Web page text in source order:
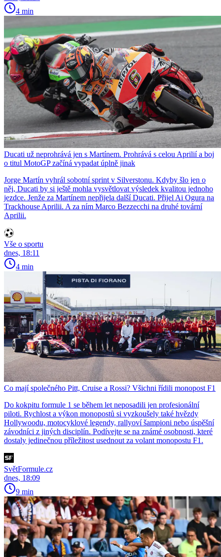
4 min
Ducati už neprohrává jen s Martínem. Prohrává s celou Aprilií a boj
o titul MotoGP začíná vypadat úplně jinak
Jorge Martín vyhrál sobotní sprint v Silverstonu. Kdyby šlo jen o
něj, Ducati by si ještě mohla vysvětlovat výsledek kvalitou jednoho
jezdce. Jenže za Martínem nepřijela další Ducati. Přijel Ai Ogura na
Trackhouse Aprilii. A za ním Marco Bezzecchi na druhé tovární
Aprilii.
Vše o sportu
dnes, 18:11
4 min
Co mají společného Pitt, Cruise a Rossi? Všichni řídili monopost F1
Do kokpitu formule 1 se během let neposadili jen profesionální
piloti. Rychlost a výkon monopostů si vyzkoušely také hvězdy
Hollywoodu, motocyklové legendy, rallyoví šampioni nebo úspěšní
závodníci z jiných disciplín. Podívejte se na známé osobnosti, které
dostaly jedinečnou příležitost usednout za volant monopostu F1.
SvětFormule.cz
dnes, 18:09
9 min